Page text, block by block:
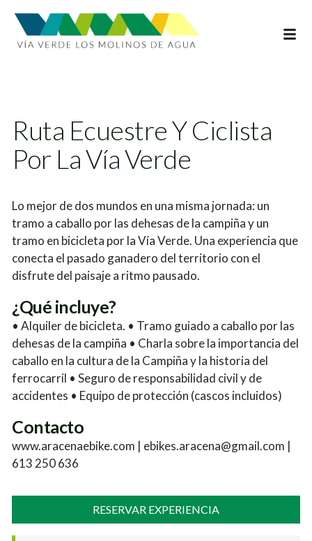
Ruta Ecuestre Y Ciclista
Por La Vía Verde
Lo mejor de dos mundos en una misma jornada: un
tramo a caballo por las dehesas de la campiña y un
tramo en bicicleta por la Vía Verde. Una experiencia que
conecta el pasado ganadero del territorio con el
disfrute del paisaje a ritmo pausado.
¿Qué incluye?
• Alquiler de bicicleta. • Tramo guiado a caballo por las
dehesas de la campiña • Charla sobre la importancia del
caballo en la cultura de la Campiña y la historia del
ferrocarril • Seguro de responsabilidad civil y de
accidentes • Equipo de protección (cascos incluidos)
Contacto
www.aracenaebike.com | ebikes.aracena@gmail.com |
613 250 636
RESERVAR EXPERIENCIA